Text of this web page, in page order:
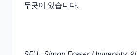
두곳이 있습니다.